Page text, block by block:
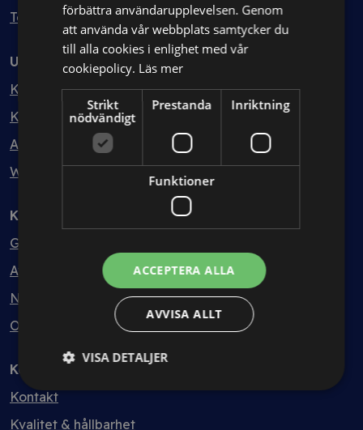
Testa kostnadsfritt
Utbildning
Kurser
Kurspaket
Abonnemang
Webbinarium
Kunskapsbank
Guider
Avtalsmallar
Nyheter
Ordlista
Kontakt
Kontakt
Kvalitet & hållbarhet
förbättra användarupplevelsen. Genom
att använda vår webbplats samtycker du
till alla cookies i enlighet med vår
cookiepolicy. Läs mer
Strikt
nödvändigt
Prestanda Inriktning
Funktioner
ACCEPTERA ALLA
AVVISA ALLT
VISA DETALJER